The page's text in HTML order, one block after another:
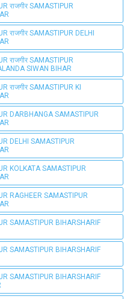
राजगीर SAMASTIPUR
राजगीर SAMASTIPUR DELHI
राजगीर SAMASTIPUR
SIWAN BIHAR
राजगीर SAMASTIPUR KI
DARBHANGA SAMASTIPUR
DELHI SAMASTIPUR
KOLKATA SAMASTIPUR
RAGHEER SAMASTIPUR
SAMASTIPUR BIHARSHARIF
SAMASTIPUR BIHARSHARIF
SAMASTIPUR BIHARSHARIF